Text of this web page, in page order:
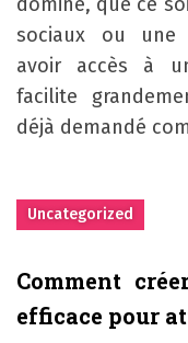
sociaux ou une
avoir accès à
facilite
déjà demandé
Uncategorized
Comment
efficace pour